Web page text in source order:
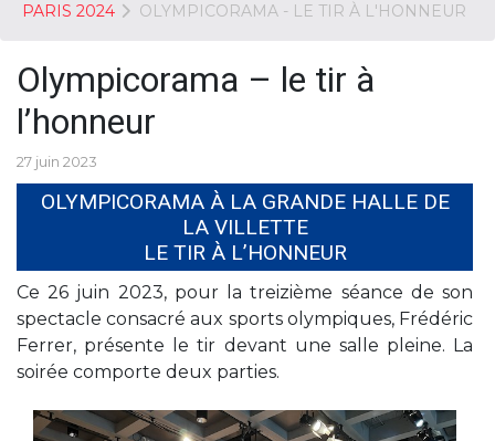
PARIS 2024
OLYMPICORAMA - LE TIR À L'HONNEUR
Olympicorama – le tir à
l’honneur
27 juin 2023
OLYMPICORAMA À LA GRANDE HALLE DE
LA VILLETTE
LE TIR À L’HONNEUR
Ce 26 juin 2023, pour la treizième séance de son
spectacle consacré aux sports olympiques, Frédéric
Ferrer, présente le tir devant une salle pleine. La
soirée comporte deux parties.